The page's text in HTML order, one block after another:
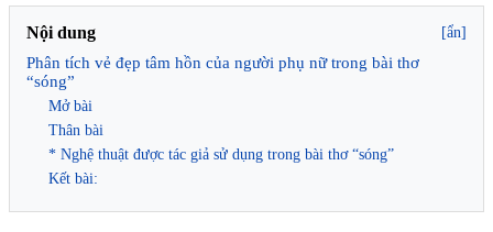
Nội dung [ẩn]
Phân tích vẻ đẹp tâm hồn của người phụ nữ trong bài thơ
“sóng”
Mở bài
Thân bài
* Nghệ thuật được tác giả sử dụng trong bài thơ “sóng”
Kết bài: